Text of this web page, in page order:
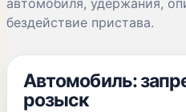
автомобиля, удержания,
бездействие пристава.
Автомобиль:
розыск